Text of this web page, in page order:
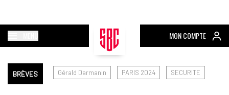
MON COMPTE
BRÈVES Gérald Darmanin PARIS 2024 SECURITE